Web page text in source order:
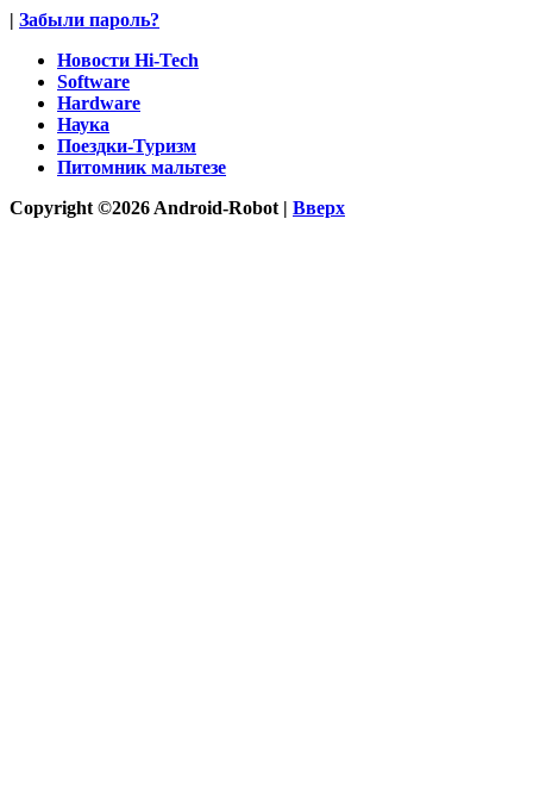
| Забыли пароль?
Новости Hi-Tech
Software
Hardware
Наука
Поездки-Туризм
Питомник мальтезе
Copyright ©2026 Android-Robot | Вверх